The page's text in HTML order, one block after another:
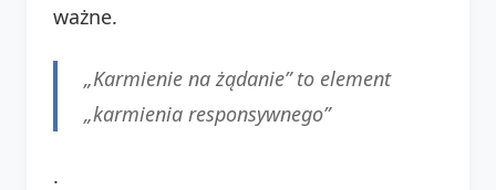
ważne.
„Karmienie na żądanie” to element
„karmienia responsywnego”
.